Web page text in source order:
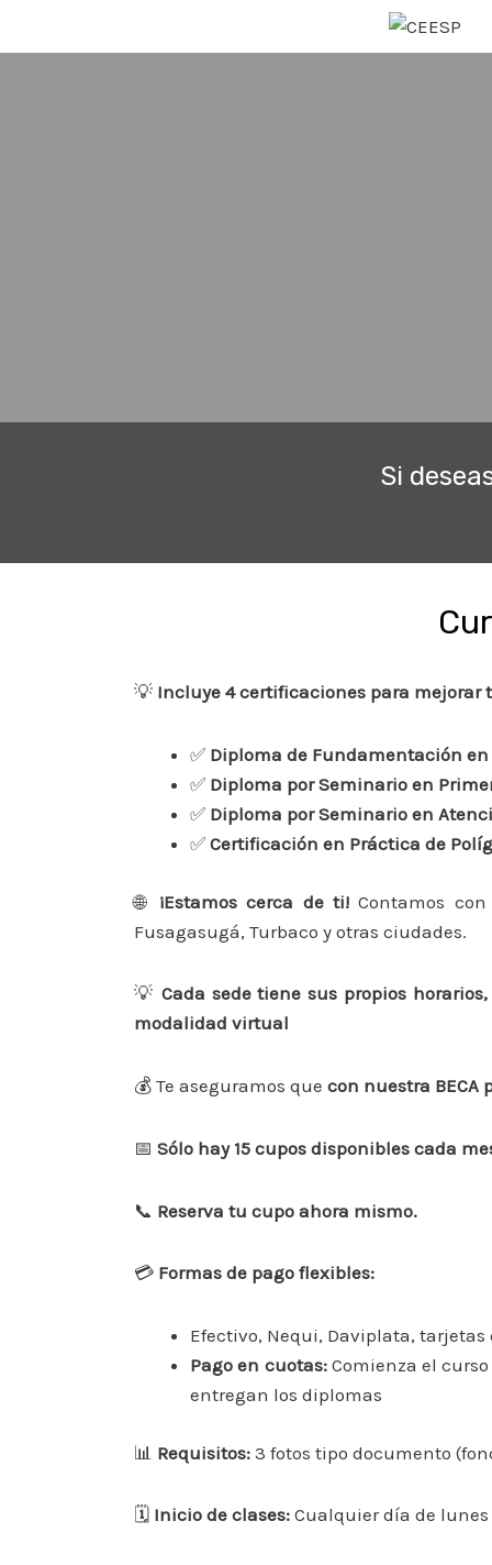
Si
💡 Incluye 4 certificaciones para mejorar
✅ Diploma de Fundamentación
✅ Diploma por Seminario en
✅ Diploma por Seminario en
✅ Certificación en Práctica de
🌐 ¡Estamos cerca de ti! Contamos
Fusagasugá, Turbaco y otras ciudades.
💡 Cada sede tiene sus propios
modalidad virtual
💰 Te aseguramos que con nuestra BECA
📅 Sólo hay 15 cupos disponibles cada
📞 Reserva tu cupo ahora mismo.
💳 Formas de pago flexibles:
Efectivo, Nequi, Daviplata,
Pago en cuotas:Comienza el
entregan los diplomas
📊 Requisitos: 3 fotos tipo documento
🗓 Inicio de clases: Cualquier día de lunes